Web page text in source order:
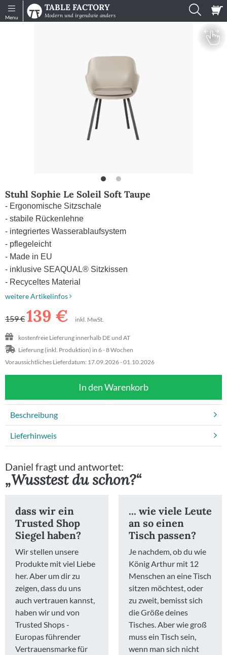
Menu
TABLE FACTORY
Modern und irgendwie anders
Shop Infos
Impressionen
Mein
Konto
Beratungstermin
Stuhl Sophie Le Soleil Soft Taupe
- Ergonomische Sitzschale
- stabile Rückenlehne
- integriertes Wasserablaufsystem
- pflegeleicht
- Made in EU
- inklusive SEAQUAL® Sitzkissen
- Recyceltes Material
weitere Artikelinfos
159 €139 € inkl. MwSt.
kostenfreie Lieferung innerhalb DE und AT
Lieferung (inkl. Produktion) in 6 - 8 Wochen
Voraussichtliches Lieferdatum: 17.09.2026 - 01.10.2026
In den Warenkorb
Beschreibung
Lieferhinweis
Daniel fragt und antwortet:
„Wusstest du schon?“
dass wir ein
Trusted Shop
Siegel haben?
Wir stellen unsere
Produkte mit viel Liebe
her. Aber um dir zu
zeigen, dass du uns
auch vertrauen kannst,
haben wir und von
Trusted Shops -
Europas führender
Vertrauensmarke für
... wie viele Leute
an so einen
Tisch passen?
Je nachdem, ob du wie
König Arthur mit 12
Menschen an eine Tisch
sitzen möchtest, oder
zu zweit, bemisst sich
die Größe deines
Tisches. Aber wie groß
muss ein Tisch sein,
wenn man sich nicht